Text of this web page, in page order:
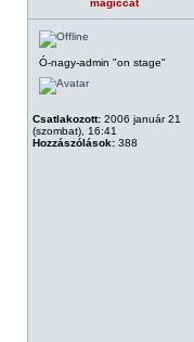
magiccat
Ó-nagy-admin "on stage"
Csatlakozott: 2006 január 21
(szombat), 16:41
Hozzászólások: 388